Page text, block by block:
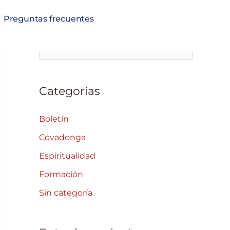
Preguntas frecuentes
c
a
r
:
Categorías
Boletín
Covadonga
Espiritualidad
Formación
Sin categoría